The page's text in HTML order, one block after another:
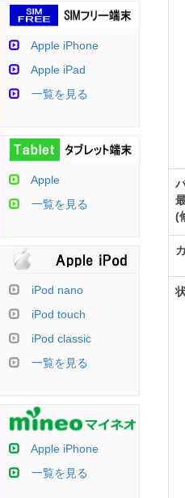
(
Apple iPhone
Apple iPad
一覧を見る
Apple
一覧を見る
iPod nano
iPod touch
iPod classic
一覧を見る
Apple iPhone
一覧を見る